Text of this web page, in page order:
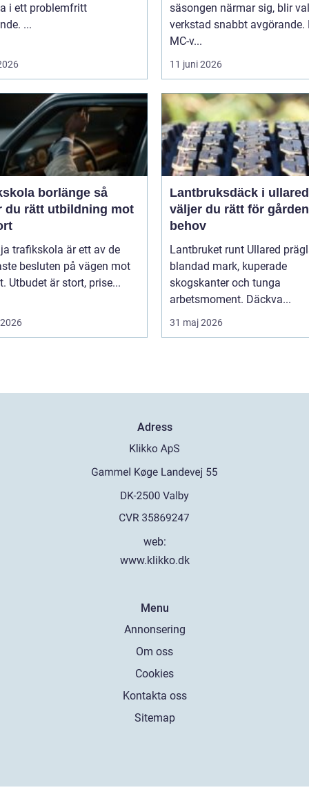
i ett problemfritt
...
säsongen närmar sig, blir
verkstad snabbt avgörande.
MC-v...
11 juni 2026
borlänge så
du rätt utbildning mot
trafikskola är ett av de
besluten på vägen mot
Utbudet är stort, prise...
Lantbruksdäck i ullared
väljer du rätt för
behov
Lantbruket runt Ullared
blandad mark, kuperade
skogskanter och tunga
arbetsmoment. Däckva...
31 maj 2026
Adress
web:
www.klikko.dk
Menu
Annonsering
Om oss
Cookies
Kontakta oss
Sitemap